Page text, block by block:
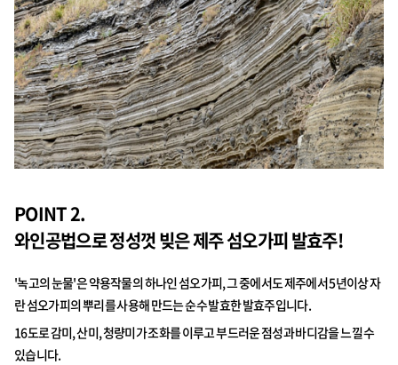
POINT 2.
와인공법으로 정성껏 빚은 제주 섬오가피 발효주!
'녹고의 눈물'은 약용작물의 하나인 섬오가피, 그 중에서도 제주에서 5년이상 자
란 섬오가피의 뿌리를 사용해 만드는 순수 발효한 발효주입니다.
16도로 감미, 산미, 청량미가 조화를 이루고 부드러운 점성과 바디감을 느낄 수
있습니다.